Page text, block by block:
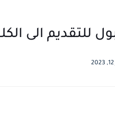
للتقديم الى